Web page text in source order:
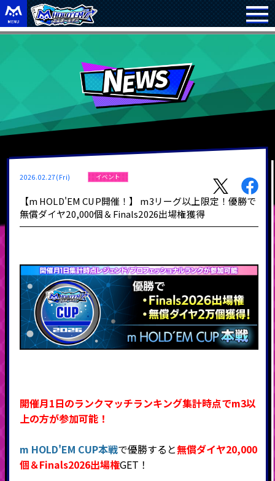
2026.02.27(Fri) イベント
【m HOLD'EM CUP開催！】 m3リーグ以上限定！優勝で
無償ダイヤ20,000個＆Finals2026出場権獲得
開催月1日のランクマッチランキング集計時点でm3以
上の方が参加可能！
m HOLD'EM CUP本戦で優勝すると無償ダイヤ20,000
個＆Finals2026出場権GET！